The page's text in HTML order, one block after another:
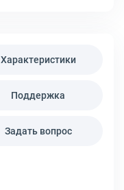
Характеристики
Поддержка
Задать вопрос